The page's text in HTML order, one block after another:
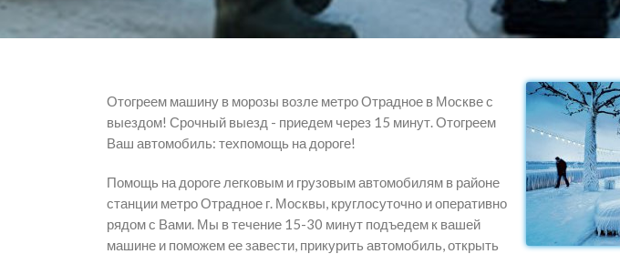
Отогреем машину в морозы возле метро Отрадное в Москве с
выездом! Срочный выезд - приедем через 15 минут. Отогреем
Ваш автомобиль: техпомощь на дороге!
Помощь на дороге легковым и грузовым автомобилям в районе
станции метро Отрадное г. Москвы, круглосуточно и оперативно
рядом с Вами. Мы в течение 15-30 минут подъедем к вашей
машине и поможем ее завести, прикурить автомобиль, открыть